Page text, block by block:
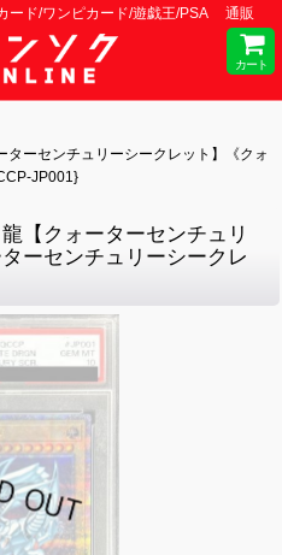
ード/ワンピカード/遊戯王/PSA 通販
カート
ターセンチュリーシークレット】《クォ
JP001}
【クォーターセンチュリ
ーセンチュリーシークレ